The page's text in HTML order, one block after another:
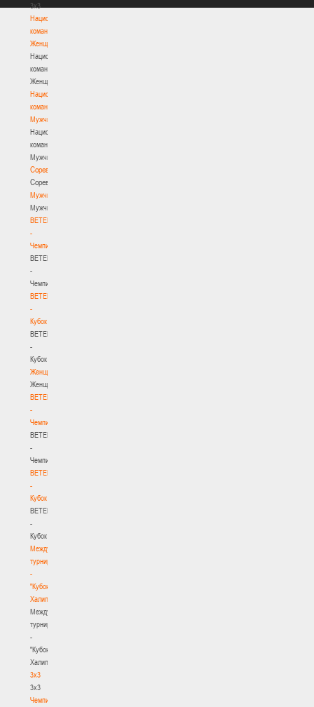
3х3
Национальная
команда.
Женщины
Национальная
команда.
Женщины
Национальная
команда.
Мужчины
Национальная
команда.
Мужчины
Соревнования
Соревнования
Мужчины
Мужчины
BETERA
-
Чемпионат
BETERA
-
Чемпионат
BETERA
-
Кубок
BETERA
-
Кубок
Женщины
Женщины
BETERA
-
Чемпионат
BETERA
-
Чемпионат
BETERA
-
Кубок
BETERA
-
Кубок
Международный
турнир
-
"Кубок
Халипского"
Международный
турнир
-
"Кубок
Халипского"
3x3
3x3
Чемпионат